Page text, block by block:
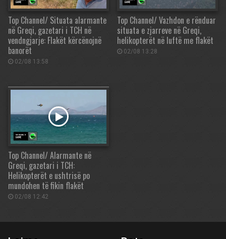
Top Channel/ Situata alarmante
në Greqi, gazetari i TCH në
vendngjarje: Flakët kërcënojnë
banorët
02/08 13:58
Top Channel/ Vazhdon e rënduar
situata e zjarreve në Greqi,
helikopterët në luftë me flakët
02/08 13:28
Top Channel/ Alarmante në
Greqi, gazetari i TCH:
Helikopterët e ushtrisë po
mundohen të fikin flakët
02/08 12:42